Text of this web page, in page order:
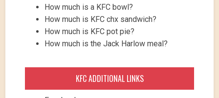
How much is a KFC bowl?
How much is KFC chx sandwich?
How much is KFC pot pie?
How much is the Jack Harlow meal?
KFC ADDITIONAL LINKS